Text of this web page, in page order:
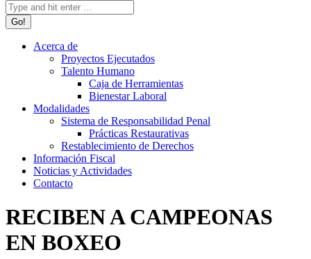
Acerca de
Proyectos Ejecutados
Talento Humano
Caja de Herramientas
Bienestar Laboral
Modalidades
Sistema de Responsabilidad Penal
Prácticas Restaurativas
Restablecimiento de Derechos
Información Fiscal
Noticias y Actividades
Contacto
RECIBEN A CAMPEONAS
EN BOXEO